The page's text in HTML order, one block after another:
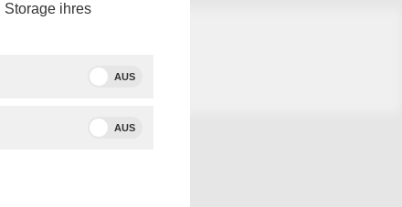
Storage ihres
AUS
AUS